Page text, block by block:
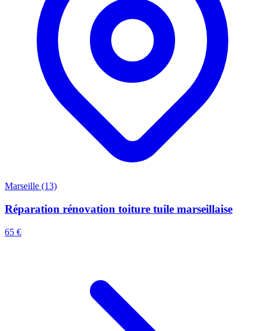
Marseille (13)
Réparation rénovation toiture tuile marseillaise
65 €